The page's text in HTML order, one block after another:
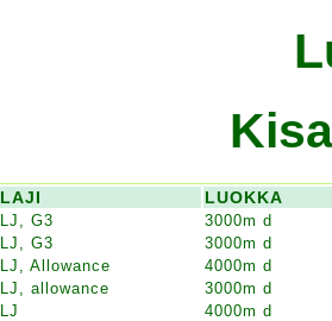
LAJI LUOKKA
LJ, G3
3000m d
LJ, G3
3000m d
LJ, Allowance
4000m d
LJ, allowance
3000m d
LJ
4000m d